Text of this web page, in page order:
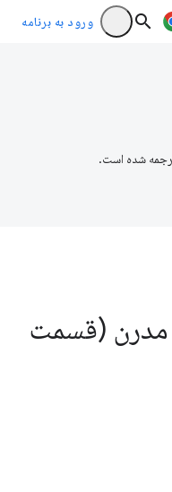
ورود به برنامه
شده است.
مدرن (قسمت